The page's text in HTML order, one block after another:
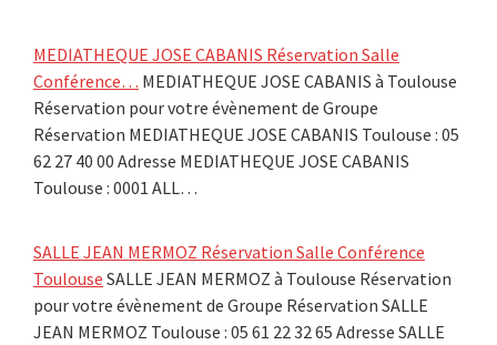
MEDIATHEQUE JOSE CABANIS Réservation Salle
Conférence… MEDIATHEQUE JOSE CABANIS à Toulouse
Réservation pour votre évènement de Groupe
Réservation MEDIATHEQUE JOSE CABANIS Toulouse : 05
62 27 40 00 Adresse MEDIATHEQUE JOSE CABANIS
Toulouse : 0001 ALL…
SALLE JEAN MERMOZ Réservation Salle Conférence
Toulouse SALLE JEAN MERMOZ à Toulouse Réservation
pour votre évènement de Groupe Réservation SALLE
JEAN MERMOZ Toulouse : 05 61 22 32 65 Adresse SALLE